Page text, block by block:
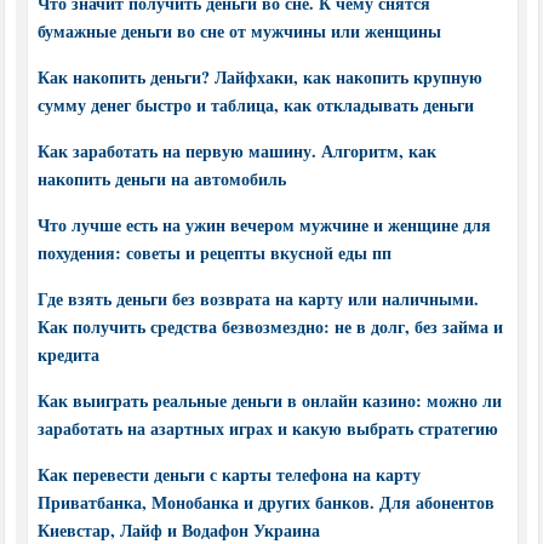
бумажные деньги во сне от мужчины или женщины
Как накопить деньги? Лайфхаки, как накопить крупную
сумму денег быстро и таблица, как откладывать деньги
Как заработать на первую машину. Алгоритм, как
накопить деньги на автомобиль
Что лучше есть на ужин вечером мужчине и женщине для
похудения: советы и рецепты вкусной еды пп
Где взять деньги без возврата на карту или наличными.
Как получить средства безвозмездно: не в долг, без займа и
кредита
Как выиграть реальные деньги в онлайн казино: можно ли
заработать на азартных играх и какую выбрать стратегию
Как перевести деньги с карты телефона на карту
Приватбанка, Монобанка и других банков. Для абонентов
Киевстар, Лайф и Водафон Украина